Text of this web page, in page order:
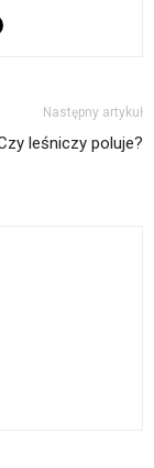
Następny artykuł
leśniczy poluje?